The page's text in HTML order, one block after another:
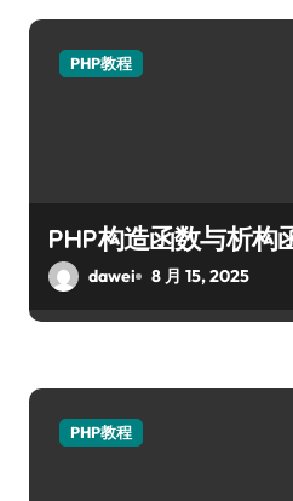
PHP教程
PHP构造函数与析构
dawei 8 月 15, 2025
PHP教程